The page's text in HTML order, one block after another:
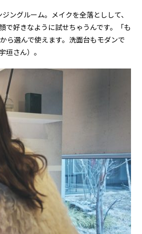
ングルーム。メイクを全落としして、
で好きなように試せちゃうんです。「も
ら選んで使えます。洗面台もモダンで
垣さん）。